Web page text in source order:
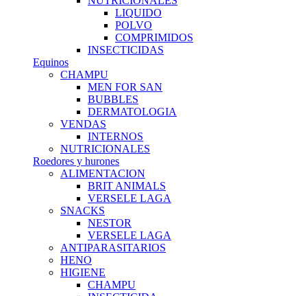
LIQUIDO
POLVO
COMPRIMIDOS
INSECTICIDAS
Equinos
CHAMPU
MEN FOR SAN
BUBBLES
DERMATOLOGIA
VENDAS
INTERNOS
NUTRICIONALES
Roedores y hurones
ALIMENTACION
BRIT ANIMALS
VERSELE LAGA
SNACKS
NESTOR
VERSELE LAGA
ANTIPARASITARIOS
HENO
HIGIENE
CHAMPU